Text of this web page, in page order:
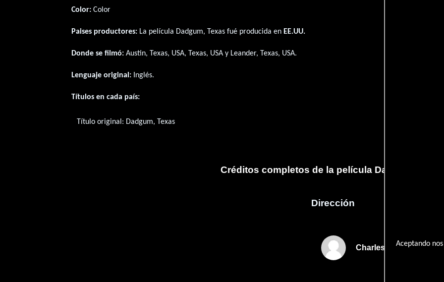
Aceptando
Color: Color
Paises productores: La película Dadgum, Texas fué producida en EE.UU.
Donde se filmó: Austin, Texas, USA, Texas, USA y Leander, Texas, USA.
Lenguaje original: Inglés.
Títulos en cada país:
Título original: Dadgum, Texas
Créditos completos de la película Dadgum, Texas
Dirección
Charles Huddleston